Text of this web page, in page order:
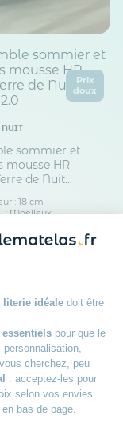
literie idéale doit être
essentiels pour que le
cherchez, peu
: acceptez-les pour
selon vos envies.
bas de page.
Prix
doux
NUIT
sommier et
mousse HR
de Nuit
: 18 cm
: Moelleux
Dès